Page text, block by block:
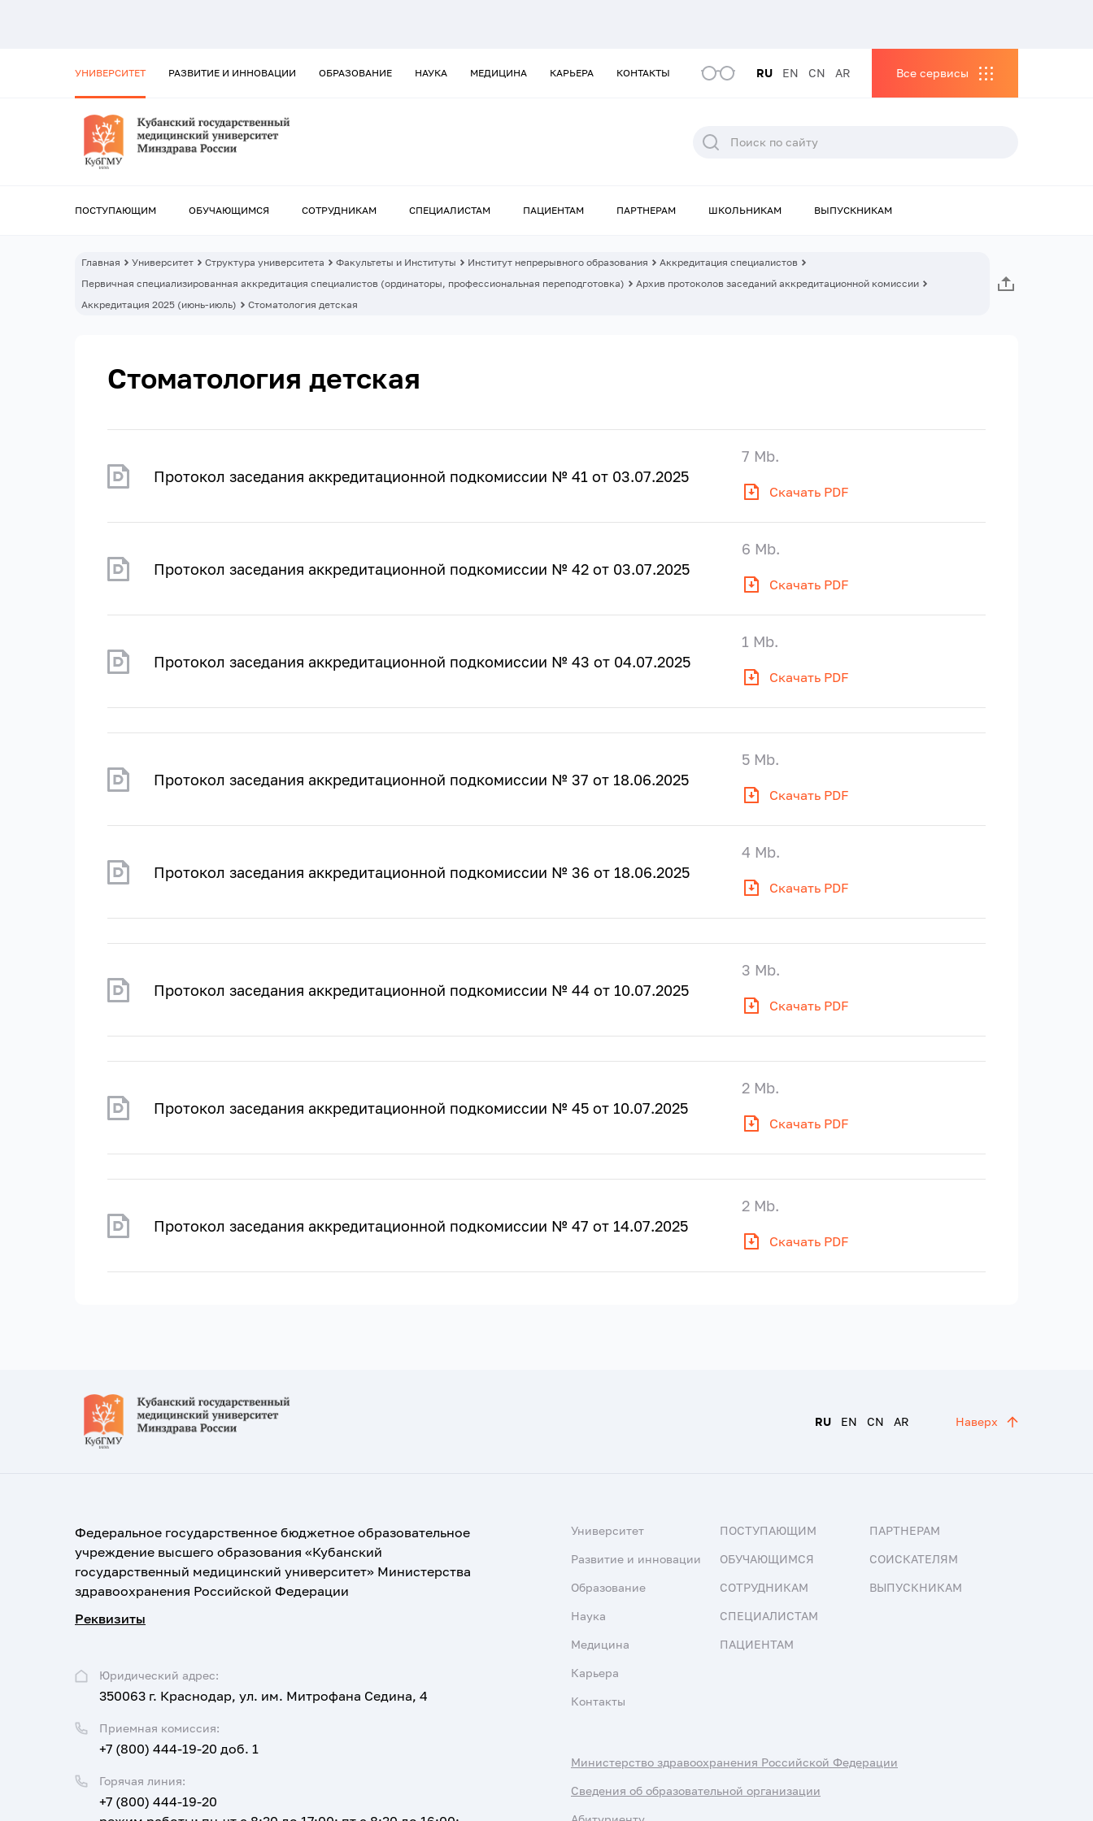
УНИВЕРСИТЕТ РАЗВИТИЕ И ИННОВАЦИИ ОБРАЗОВАНИЕ НАУКА МЕДИЦИНА КАРЬЕРА КОНТАКТЫ RU EN CN AR Все сервисы
ПОСТУПАЮЩИМ ОБУЧАЮЩИМСЯ СОТРУДНИКАМ СПЕЦИАЛИСТАМ ПАЦИЕНТАМ ПАРТНЕРАМ ШКОЛЬНИКАМ ВЫПУСКНИКАМ
Главная Университет Структура университета Факультеты и Институты Институт непрерывного образования
Аккредитация специалистов
Первичная специализированная аккредитация специалистов (ординаторы, профессиональная переподготовка)
Архив протоколов заседаний аккредитационной комиссии
Аккредитация 2025 (июнь-июль)
Стоматология детская
Стоматология детская
Протокол заседания аккредитационной подкомиссии № 41 от 03.07.2025
Скачать PDF
7 Mb.
Протокол заседания аккредитационной подкомиссии № 42 от 03.07.2025
Скачать PDF
6 Mb.
Протокол заседания аккредитационной подкомиссии № 43 от 04.07.2025
Скачать PDF
1 Mb.
Протокол заседания аккредитационной подкомиссии № 37 от 18.06.2025
Скачать PDF
5 Mb.
Протокол заседания аккредитационной подкомиссии № 36 от 18.06.2025
Скачать PDF
4 Mb.
Протокол заседания аккредитационной подкомиссии № 44 от 10.07.2025
Скачать PDF
3 Mb.
Протокол заседания аккредитационной подкомиссии № 45 от 10.07.2025
Скачать PDF
2 Mb.
Протокол заседания аккредитационной подкомиссии № 47 от 14.07.2025
Скачать PDF
2 Mb.
RU EN CN AR Наверх
Федеральное государственное бюджетное образовательное
учреждение высшего образования «Кубанский
государственный медицинский университет» Министерства
здравоохранения Российской Федерации
Реквизиты
Юридический адрес:
350063 г. Краснодар, ул. им. Митрофана Седина, 4
Приемная комиссия:
+7 (800) 444-19-20 доб. 1
Горячая линия:
+7 (800) 444-19-20
Университет
Развитие и инновации
Образование
Наука
Медицина
Карьера
Контакты
ПОСТУПАЮЩИМ
ОБУЧАЮЩИМСЯ
СОТРУДНИКАМ
СПЕЦИАЛИСТАМ
ПАЦИЕНТАМ
ПАРТНЕРАМ
СОИСКАТЕЛЯМ
ВЫПУСКНИКАМ
Министерство здравоохранения Российской Федерации
Сведения об образовательной организации